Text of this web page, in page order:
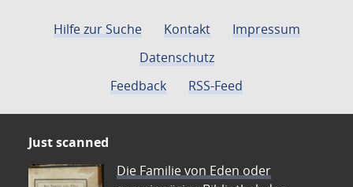
Hilfe zur Suche Kontakt
Impressum
Datenschutz
Feedback
RSS-Feed
Just scanned
Die Familie von Eden oder